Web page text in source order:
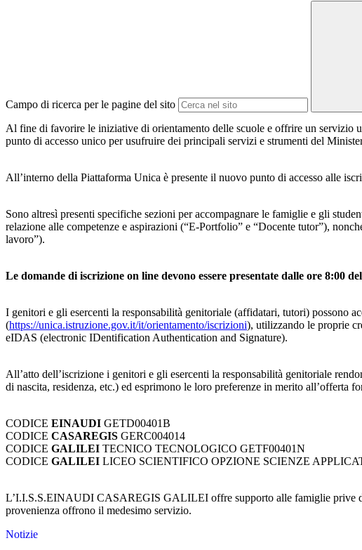
Campo di ricerca per le pagine del sito
Al fine di favorire le iniziative di orientamento delle scuole e offrire un servizio
punto di accesso unico per usufruire dei principali servizi e strumenti del
All’interno della Piattaforma Unica è presente il nuovo punto di accesso alle
Sono altresì presenti specifiche sezioni per accompagnare le famiglie e gli
relazione alle competenze e aspirazioni (“E-Portfolio” e “Docente tutor”),
lavoro”).
Le domande di iscrizione on line devono essere presentate dalle ore 8:00
I genitori e gli esercenti la responsabilità genitoriale (affidatari, tutori) possono
(https://unica.istruzione.gov.it/it/orientamento/iscrizioni), utilizzando le proprie
eIDAS (electronic IDentification Authentication and Signature).
All’atto dell’iscrizione i genitori e gli esercenti la responsabilità genitoriale
di nascita, residenza, etc.) ed esprimono le loro preferenze in merito all’offerta
CODICE EINAUDI GETD00401B
CODICE CASAREGIS GERC004014
CODICE GALILEI TECNICO TECNOLOGICO GETF00401N
CODICE GALILEI LICEO SCIENTIFICO OPZIONE SCIENZE
L’I.I.S.S.EINAUDI CASAREGIS GALILEI offre supporto alle famiglie prive di
provenienza offrono il medesimo servizio.
Notizie